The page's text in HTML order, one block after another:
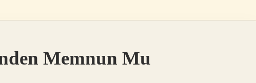
Memnun Mu